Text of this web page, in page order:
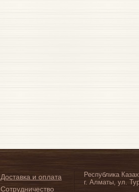
Доставка и оплата
Сотрудничество
Республика
г. Алматы, ул.